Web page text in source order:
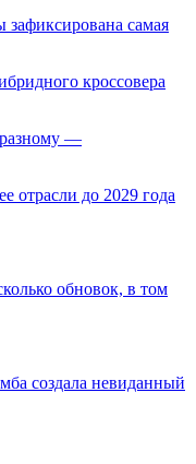
самая
кроссовера
разному —
отрасли до 2029 года
обновок, в том
создала невиданный